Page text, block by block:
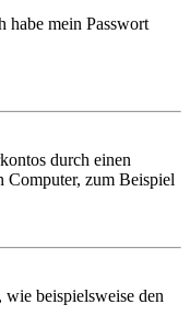
habe mein Passwort
durch einen
Computer, zum Beispiel
beispielsweise den